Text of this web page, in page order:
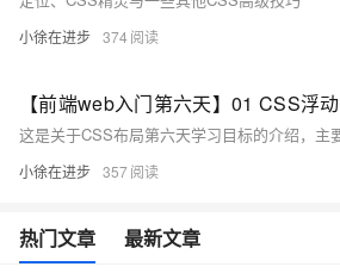
小徐在进步 374
【前端web入门第六天】01 CSS浮动
小徐在进步 357
热门文章 最新文章